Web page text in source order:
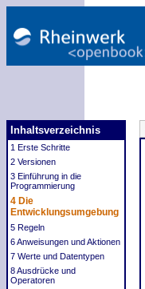
Inhaltsverzeichnis
1 Erste Schritte
2 Versionen
3 Einführung in die
Programmierung
4 Die
Entwicklungsumgebung
5 Regeln
6 Anweisungen und Aktionen
7 Werte und Datentypen
8 Ausdrücke und
Operatoren